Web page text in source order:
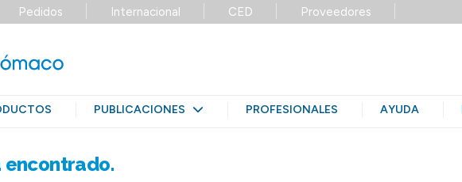
Pedidos Internacional CED Proveedores
PUBLICACIONES PROFESIONALES AYUDA
encontrado.